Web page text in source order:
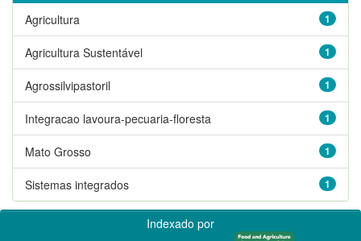
1
Agricultura
1
Agricultura Sustentável
1
Agrossilvipastoril
1
Integracao lavoura-pecuaria-floresta
1
Mato Grosso
1
Sistemas integrados
Indexado por